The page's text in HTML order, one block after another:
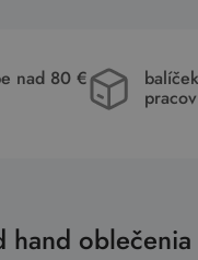
nad 80 €
hand oblečenia